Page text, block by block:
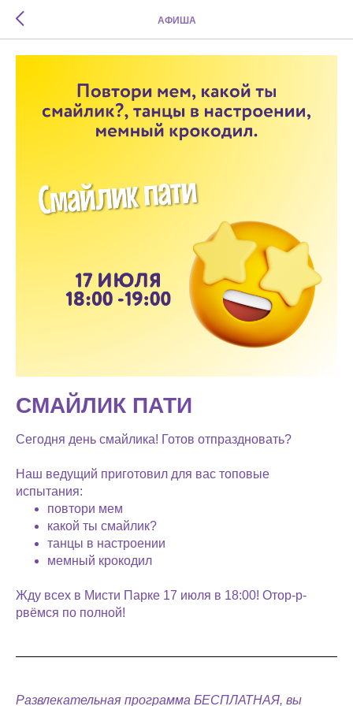
АФИША
СМАЙЛИК ПАТИ
Сегодня день смайлика! Готов отпраздновать?
Наш ведущий приготовил для вас топовые
испытания:
повтори мем
какой ты смайлик?
танцы в настроении
мемный крокодил
Жду всех в Мисти Парке 17 июля в 18:00! Отор-р-
рвёмся по полной!
Развлекательная программа БЕСПЛАТНАЯ, вы